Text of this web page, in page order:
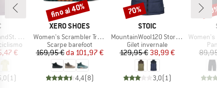
S/S
ridotto
€
(1)
MARCHIO
XERO SHOES
Articolo
Women's Scrambler Trail Mid WP
Gruppo di prodotti
Scarpe barefoot
Prezzo
169,95 € Prezzo ridotto
da 101,97 €
4,4(8)
Sconto
fino al 40%
MARCHIO
STOIC
Articolo
MountainWool120 StorboSt. II Vest
Gruppo di prodotti
Gilet invernale
Prezzo
129,95 €Prezzo ridotto
38,99 €
3,0(1)
Sconto
70%
Articolo
Women's